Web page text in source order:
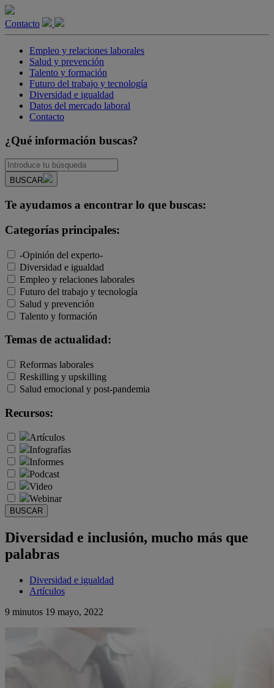
Contacto
Empleo y relaciones laborales
Salud y prevención
Talento y formación
Futuro del trabajo y tecnología
Diversidad e igualdad
Datos del mercado laboral
Contacto
¿Qué información buscas?
BUSCAR
Te ayudamos a encontrar lo que buscas:
Categorías principales:
-Opinión del experto-
Diversidad e igualdad
Empleo y relaciones laborales
Futuro del trabajo y tecnología
Salud y prevención
Talento y formación
Temas de actualidad:
Reformas laborales
Reskilling y upskilling
Salud emocional y post-pandemia
Recursos:
Artículos
Infografías
Informes
Podcast
Video
Webinar
BUSCAR
Diversidad e inclusión, mucho más que
palabras
Diversidad e igualdad
Artículos
9 minutos 19 mayo, 2022